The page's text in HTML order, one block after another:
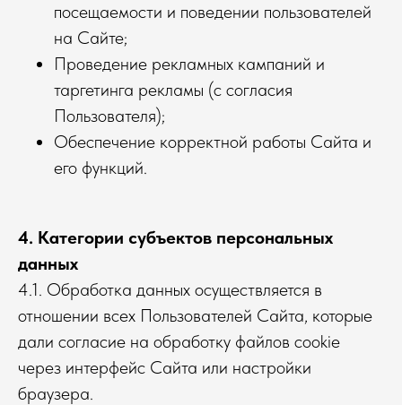
посещаемости и поведении пользователей
на Сайте;
Проведение рекламных кампаний и
таргетинга рекламы (с согласия
Пользователя);
Обеспечение корректной работы Сайта и
его функций.
4. Категории субъектов персональных
данных
4.1. Обработка данных осуществляется в
отношении всех Пользователей Сайта, которые
дали согласие на обработку файлов cookie
через интерфейс Сайта или настройки
браузера.